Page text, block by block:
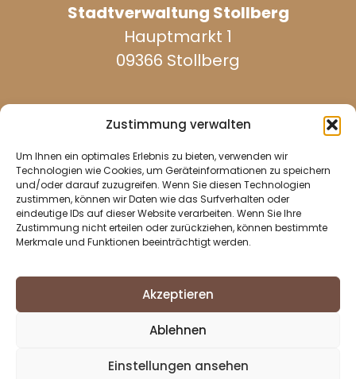
Zustimmung verwalten
Um Ihnen ein optimales Erlebnis zu bieten, verwenden wir
Technologien wie Cookies, um Geräteinformationen zu speichern
und/oder darauf zuzugreifen. Wenn Sie diesen Technologien
zustimmen, können wir Daten wie das Surfverhalten oder
eindeutige IDs auf dieser Website verarbeiten. Wenn Sie Ihre
Zustimmung nicht erteilen oder zurückziehen, können bestimmte
Merkmale und Funktionen beeinträchtigt werden.
Akzeptieren
Ablehnen
Einstellungen ansehen
Stadtverwaltung Stollberg
Hauptmarkt 1
09366 Stollberg
werktags erreichbar:
037296 940
037296 2437
info@stollberg-erzgebirge.de
Impressum
Datenschutz
Cookie-Richtlinie (EU)